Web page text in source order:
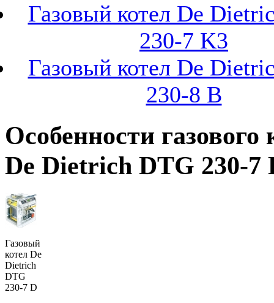
Газовый котел De
230-7 K3
Газовый котел De
230-8 B
Особенности газового
De Dietrich DTG 230-7
Газовый
котел De
Dietrich
DTG
230-7 D